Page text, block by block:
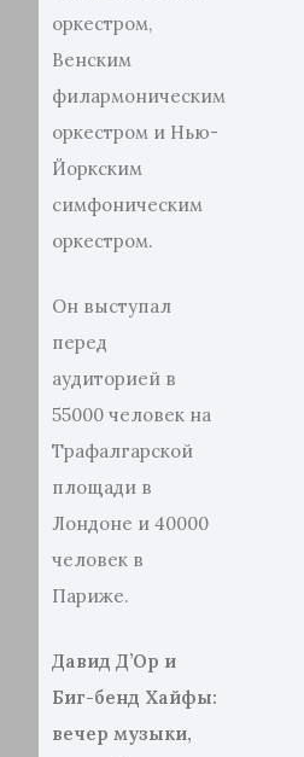
оркестром,
Венским
филармоническим
оркестром и Нью-
Йоркским
симфоническим
оркестром.
Он выступал
перед
аудиторией в
55000 человек на
Трафалгарской
площади в
Лондоне и 40000
человек в
Париже.
Давид Д’Ор и
Биг-бенд Хайфы:
вечер музыки,